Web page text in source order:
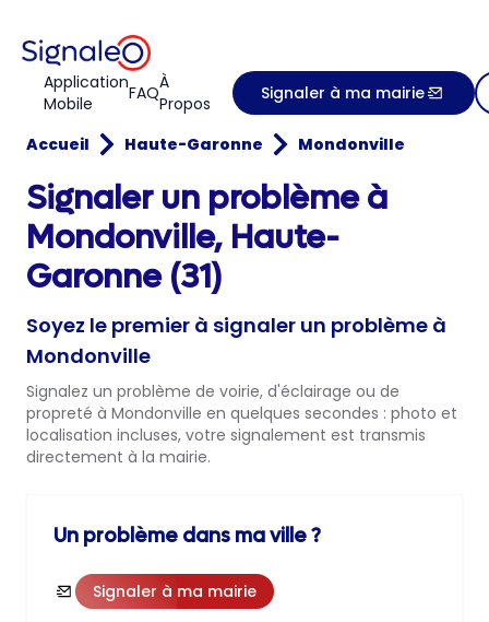
Application
Mobile
FAQÀ
Propos
Signaler à ma mairie
Accueil Haute-Garonne Mondonville
Signaler un problème à
Mondonville, Haute-
Garonne (31)
Soyez le premier à signaler un problème à
Mondonville
Signalez un problème de voirie, d'éclairage ou de
propreté à Mondonville en quelques secondes : photo et
localisation incluses, votre signalement est transmis
directement à la mairie.
Un problème dans ma ville ?
Signaler à ma mairie